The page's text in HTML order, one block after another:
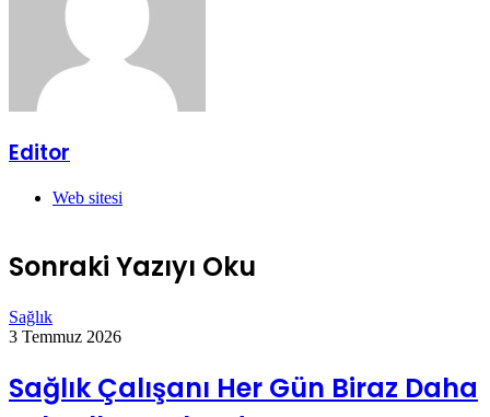
Editor
Web sitesi
Sonraki Yazıyı Oku
Sağlık
3 Temmuz 2026
Sağlık Çalışanı Her Gün Biraz Daha